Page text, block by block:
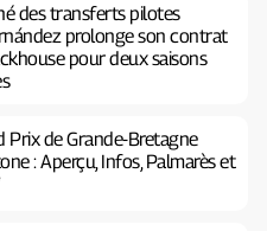
des transferts pilotes
prolonge son contrat
pour deux saisons
Prix de Grande-Bretagne
: Aperçu, Infos, Palmarès et